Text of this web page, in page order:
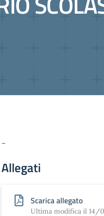
-
Allegati
Scarica allegato
Ultima modifica il 14/